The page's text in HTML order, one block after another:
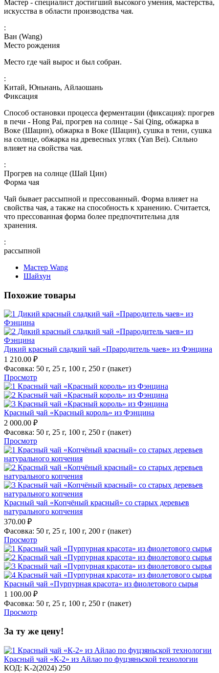
Мастер - специалист достигший высокого умения, мастерства,
искусства в области производства чая.
:
Ван (Wang)
Место рождения
Место где чай вырос и был собран.
:
Китай, Юньнань, Айлаошань
Фиксация
Способ остановки процесса ферментации (фиксация): прогрев
в печи - Hong Pai, прогрев на солнце - Sai Qing, обжарка в
Воке (Шацин), обжарка в Воке (Шацин), сушка в тени, сушка
на солнце, обжарка на древесных углях (Yan Bei). Сильно
влияет на свойства чая.
:
Прогрев на солнце (Шай Цин)
Форма чая
Чай бывает рассыпной и прессованный. Форма влияет на
свойства чая, а также на способность к хранению. Считается,
что прессованная форма более предпочтительна для
хранения.
:
рассыпной
Мастер Wang
Шайхун
Похожие товары
Дикий красный сладкий чай «Прародитель чаев» из Фэнцина
1 210.00 ₽
Фасовка: 50 г, 25 г, 100 г, 250 г (пакет)
Просмотр
Красный чай «Красный король» из Фэнцина
2 000.00 ₽
Фасовка: 50 г, 25 г, 100 г, 250 г (пакет)
Просмотр
Красный чай «Копчёный красный» со старых деревьев
натурального копчения
370.00 ₽
Фасовка: 50 г, 25 г, 100 г, 200 г (пакет)
Просмотр
Красный чай «Пурпурная красота» из фиолетового сырья
1 100.00 ₽
Фасовка: 50 г, 25 г, 100 г, 250 г (пакет)
Просмотр
За ту же цену!
Красный чай «К-2» из Айлао по фуцзяньской технологии
КОД: K-2(2024) 250